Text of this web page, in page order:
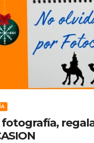
fotografía,